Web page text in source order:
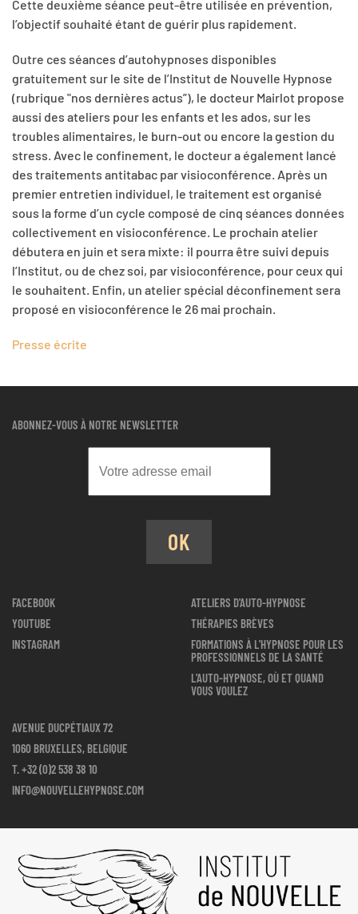
Cette deuxième séance peut-être utilisée en prévention,
l’objectif souhaité étant de guérir plus rapidement.
Outre ces séances d’autohypnoses disponibles
gratuitement sur le site de l’Institut de Nouvelle Hypnose
(rubrique "nos dernières actus”), le docteur Mairlot propose
aussi des ateliers pour les enfants et les ados, sur les
troubles alimentaires, le burn-out ou encore la gestion du
stress. Avec le confinement, le docteur a également lancé
des traitements antitabac par visioconférence. Après un
premier entretien individuel, le traitement est organisé
sous la forme d’un cycle composé de cinq séances données
collectivement en visioconférence. Le prochain atelier
débutera en juin et sera mixte: il pourra être suivi depuis
l’Institut, ou de chez soi, par visioconférence, pour ceux qui
le souhaitent. Enfin, un atelier spécial déconfinement sera
proposé en visioconférence le 26 mai prochain.
Presse écrite
ABONNEZ-VOUS À NOTRE NEWSLETTER
OK
FACEBOOK
YOUTUBE
INSTAGRAM
ATELIERS D'AUTO-HYPNOSE
THÉRAPIES BRÈVES
FORMATIONS À L'HYPNOSE POUR LES
PROFESSIONNELS DE LA SANTÉ
L'AUTO-HYPNOSE, OÙ ET QUAND
VOUS VOULEZ
AVENUE DUCPÉTIAUX 72
1060 BRUXELLES, BELGIQUE
T.+32 (0)2 538 38 10
INFO@NOUVELLEHYPNOSE.COM